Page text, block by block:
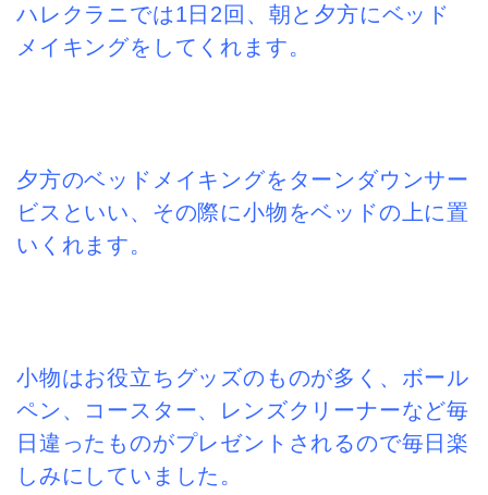
ハレクラニでは1日2回、朝と夕方にベッド
メイキングをしてくれます。
夕方のベッドメイキングをターンダウンサー
ビスといい、その際に小物をベッドの上に置
いくれます。
小物はお役立ちグッズのものが多く、ボール
ペン、コースター、レンズクリーナーなど毎
日違ったものがプレゼントされるので毎日楽
しみにしていました。